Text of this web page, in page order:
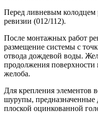
Перед ливневым колодцем
ревизии (012/112).
После монтажных работ
размещение системы с
отвода дождевой воды.
продолжения
желоба.
Для крепления элементов
шурупы, предназначенные
плоской оцинкованной